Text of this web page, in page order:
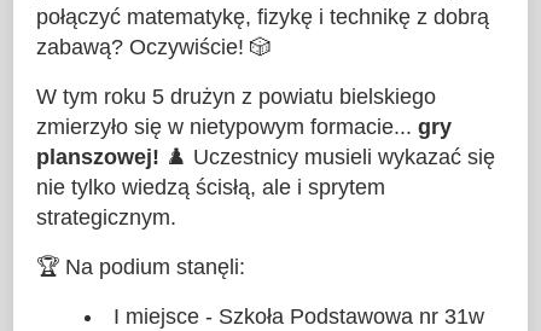
połączyć matematykę, fizykę i technikę z dobrą
zabawą? Oczywiście! 🎲
W tym roku 5 drużyn z powiatu bielskiego
zmierzyło się w nietypowym formacie...gry
planszowej! ♟️ Uczestnicy musieli wykazać się
nie tylko wiedzą ścisłą, ale i sprytem
strategicznym.
🏆 Na podium stanęli:
I miejsce - Szkoła Podstawowa nr 31w